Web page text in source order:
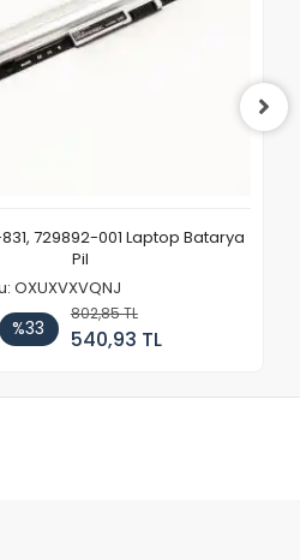
729892-001 Laptop Batarya
Pil
OXUXVXVQNJ
%33
802,85 TL
540,93 TL